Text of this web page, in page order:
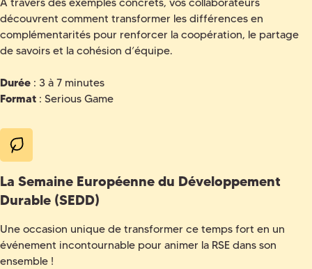
découvrent comment transformer les différences en
complémentarités pour renforcer la coopération, le partage
de savoirs et la cohésion d’équipe.
Durée : 3 à 7 minutes
Format : Serious Game
La Semaine Européenne du Développement
Durable (SEDD)
Une occasion unique de transformer ce temps fort en un
événement incontournable pour animer la RSE dans son
ensemble !